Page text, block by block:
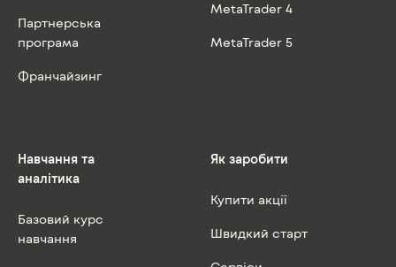
Партнерська
програма
Франчайзинг
MetaTrader 4
MetaTrader 5
Навчання та
аналітика
Базовий курс
навчання
Як заробити
Купити акції
Швидкий старт